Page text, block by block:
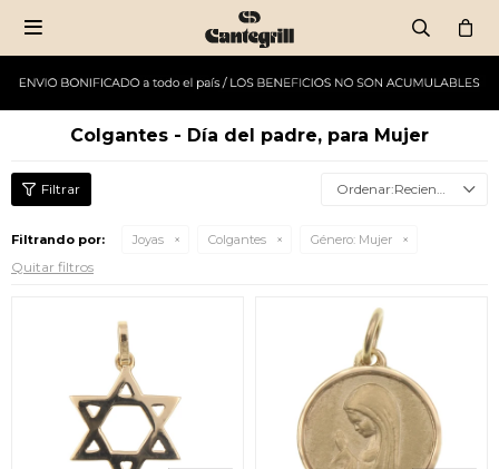

Colgantes - Día del padre, para Mujer
Recientes
Filtrando por: Joyas Colgantes Género: Mujer
Quitar filtros